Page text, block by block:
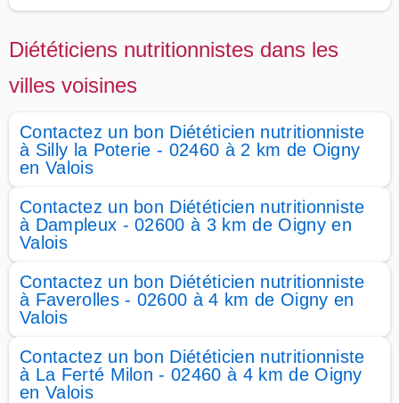
Diététiciens nutritionnistes dans les
villes voisines
Contactez un bon Diététicien nutritionniste
à Silly la Poterie - 02460 à 2 km de Oigny
en Valois
Contactez un bon Diététicien nutritionniste
à Dampleux - 02600 à 3 km de Oigny en
Valois
Contactez un bon Diététicien nutritionniste
à Faverolles - 02600 à 4 km de Oigny en
Valois
Contactez un bon Diététicien nutritionniste
à La Ferté Milon - 02460 à 4 km de Oigny
en Valois